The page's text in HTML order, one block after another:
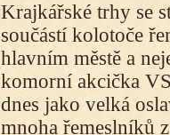
Krajkářské trhy se
součástí kolotoče
hlavním městě a
komorní akcička
dnes jako velká
mnoha řemeslníků